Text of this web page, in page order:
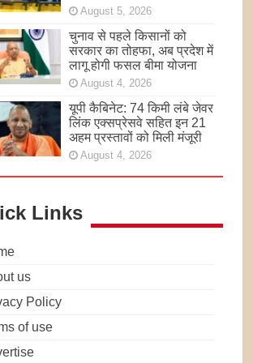
August 5, 2026
चुनाव से पहले किसानों को
सरकार का तोहफा, अब प्रदेश में
लागू होगी फसल बीमा योजना
August 4, 2026
यूपी कैबिनेट: 74 किमी लंबे जेवर
लिंक एक्सप्रेसवे सहित इन 21
अहम प्रस्तावों को मिली मंजूरी
August 4, 2026
Links
us
Policy
of use